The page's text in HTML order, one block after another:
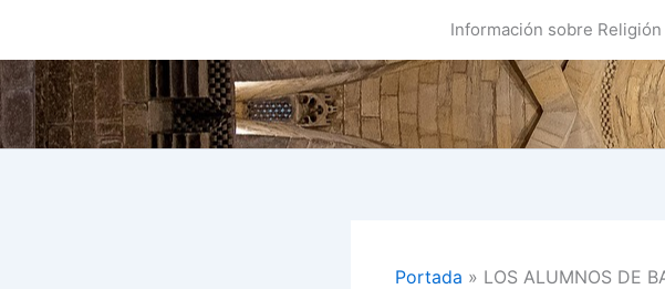
contenido
Información sobre
Portada » LOS ALUMNOS DE